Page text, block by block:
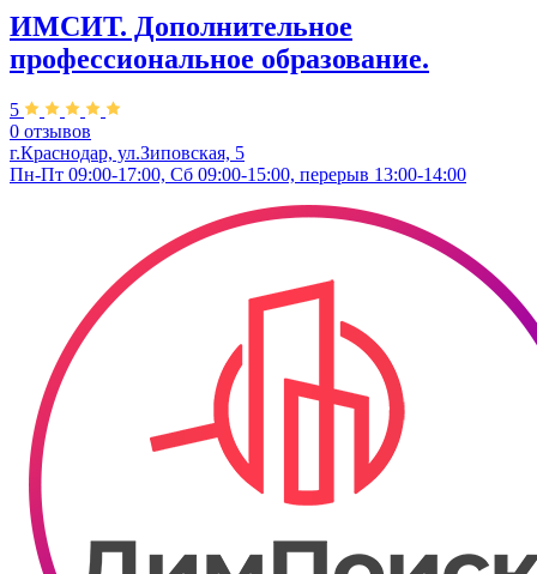
ИМСИТ. Дополнительное
профессиональное образование.
5
0 отзывов
г.Краснодар, ул.Зиповская, 5
Пн-Пт 09:00-17:00, Сб 09:00-15:00, перерыв 13:00-14:00